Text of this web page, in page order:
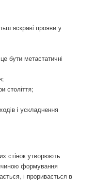
яскраві прояви у
бути метастатичні
століття;
і ускладнення
стінок утворюють
формування
і проривається в